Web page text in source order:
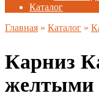
Каталог
Главная » Каталог »
Карниз